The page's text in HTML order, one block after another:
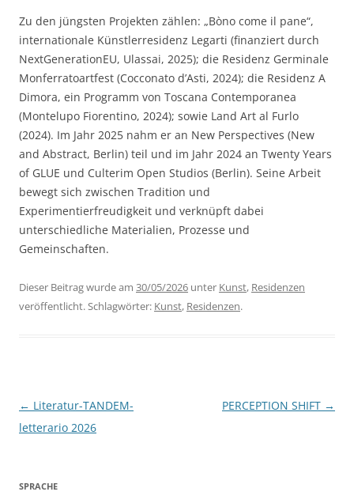
Zu den jüngsten Projekten zählen: „Bòno come il pane“,
internationale Künstlerresidenz Legarti (finanziert durch
NextGenerationEU, Ulassai, 2025); die Residenz Germinale
Monferratoartfest (Cocconato d’Asti, 2024); die Residenz A
Dimora, ein Programm von Toscana Contemporanea
(Montelupo Fiorentino, 2024); sowie Land Art al Furlo
(2024). Im Jahr 2025 nahm er an New Perspectives (New
and Abstract, Berlin) teil und im Jahr 2024 an Twenty Years
of GLUE und Culterim Open Studios (Berlin). Seine Arbeit
bewegt sich zwischen Tradition und
Experimentierfreudigkeit und verknüpft dabei
unterschiedliche Materialien, Prozesse und
Gemeinschaften.
Dieser Beitrag wurde am 30/05/2026 unter Kunst, Residenzen
veröffentlicht. Schlagwörter: Kunst, Residenzen.
Beitragsnavigation
← Literatur-TANDEM-
letterario 2026
PERCEPTION SHIFT →
SPRACHE